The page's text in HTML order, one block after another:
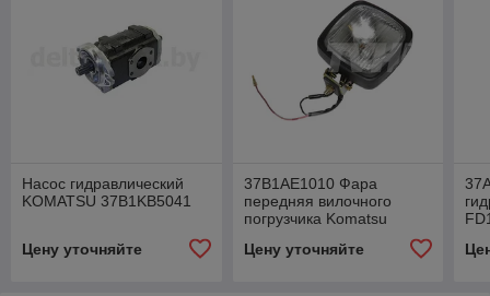
Насос гидравлический
KOMATSU 37B1KB5041
Цену уточняйте
37B1AE1010 Фара
передняя вилочного
погрузчика Komatsu
Цену уточняйте